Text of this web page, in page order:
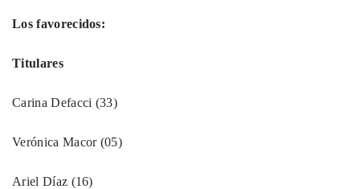
Los favorecidos:
Titulares
Carina Defacci (33)
Verónica Macor (05)
Ariel Díaz (16)